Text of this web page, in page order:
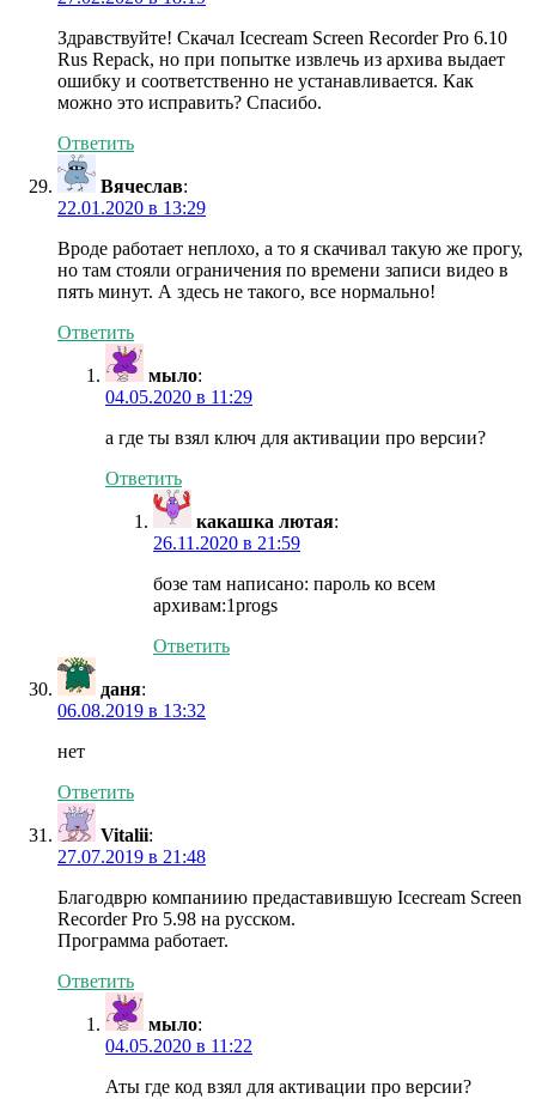
Здравствуйте! Скачал Icecream Screen Recorder Pro 6.10
Rus Repack, но при попытке извлечь из архива выдает
ошибку и соответственно не устанавливается. Как
можно это исправить? Спасибо.
Ответить
Вячеслав:
22.01.2020 в 13:29
Вроде работает неплохо, а то я скачивал такую же прогу,
но там стояли ограничения по времени записи видео в
пять минут. А здесь не такого, все нормально!
Ответить
мыло:
04.05.2020 в 11:29
а где ты взял ключ для активации про версии?
Ответить
какашка лютая:
26.11.2020 в 21:59
бозе там написано: пароль ко всем
архивам:1progs
Ответить
даня:
06.08.2019 в 13:32
нет
Ответить
Vitalii:
27.07.2019 в 21:48
Благодврю компаниию предаставившую Icecream Screen
Recorder Pro 5.98 на русском.
Программа работает.
Ответить
мыло:
04.05.2020 в 11:22
Аты где код взял для активации про версии?